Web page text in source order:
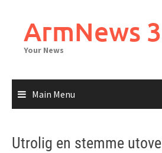
contentArmNews
Your News
Main Menu
Utrolig en stemme